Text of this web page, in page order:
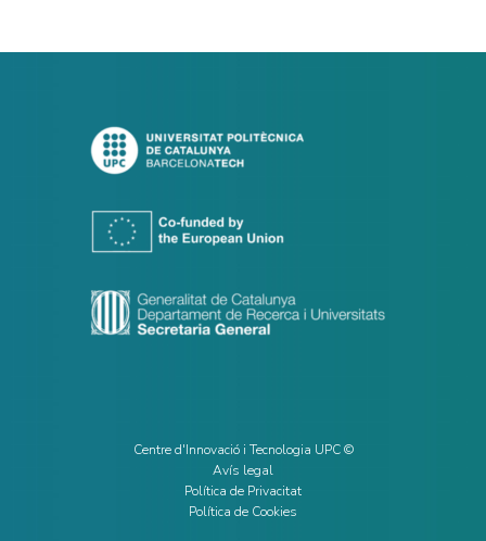
Centre d'Innovació i Tecnologia UPC ©
Avís legal
Política de Privacitat
Política de Cookies